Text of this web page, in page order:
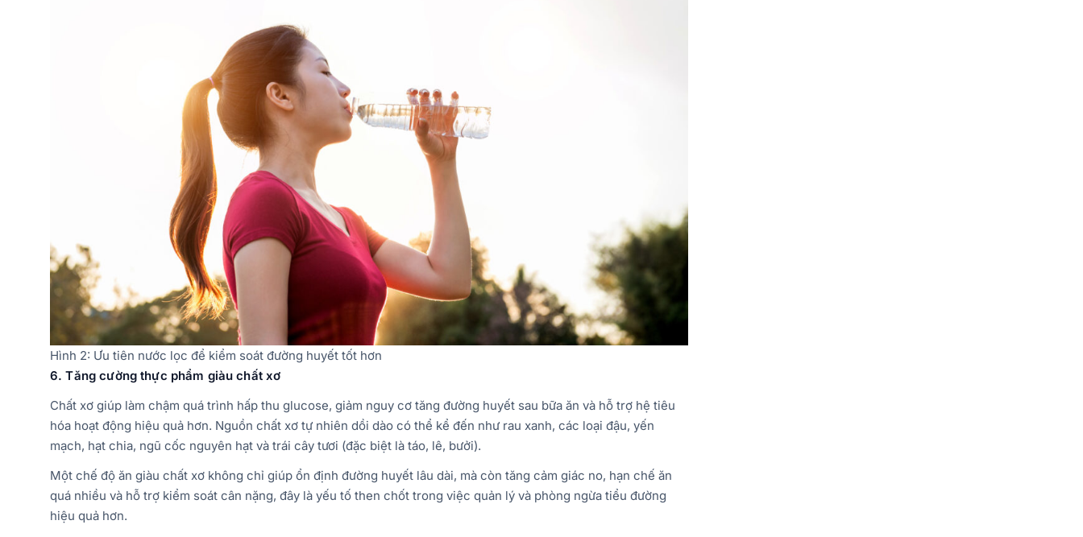
Hình 2: Ưu tiên nước lọc để kiểm soát đường huyết tốt hơn
6. Tăng cường thực phẩm giàu chất xơ
Chất xơ giúp làm chậm quá trình hấp thu glucose, giảm nguy cơ tăng đường huyết sau bữa ăn và hỗ trợ hệ tiêu
hóa hoạt động hiệu quả hơn. Nguồn chất xơ tự nhiên dồi dào có thể kể đến như rau xanh, các loại đậu, yến
mạch, hạt chia, ngũ cốc nguyên hạt và trái cây tươi (đặc biệt là táo, lê, bưởi).
Một chế độ ăn giàu chất xơ không chỉ giúp ổn định đường huyết lâu dài, mà còn tăng cảm giác no, hạn chế ăn
quá nhiều và hỗ trợ kiểm soát cân nặng, đây là yếu tố then chốt trong việc quản lý và phòng ngừa tiểu đường
hiệu quả hơn.